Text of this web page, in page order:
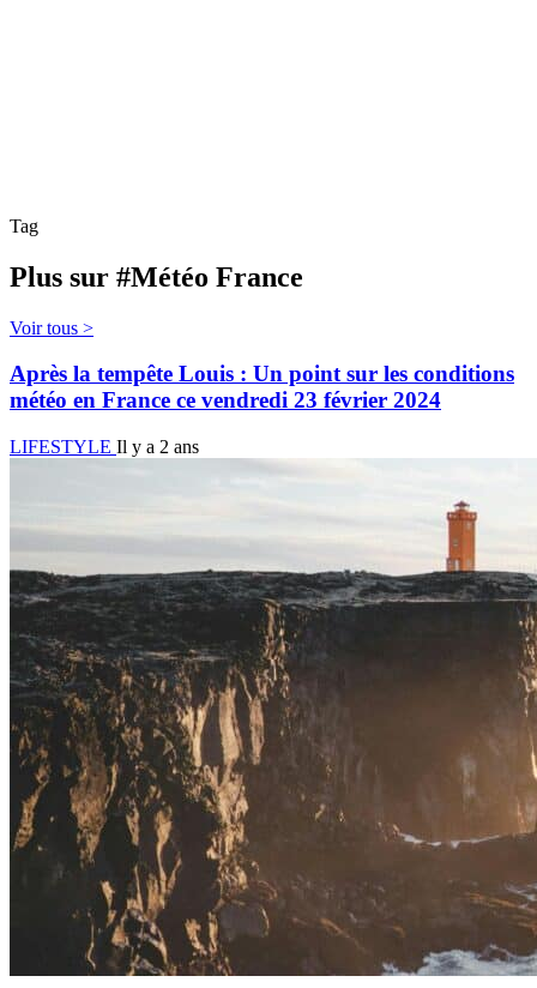
Tag
Plus sur #Météo France
Voir tous >
Après la tempête Louis : Un point sur les conditions
météo en France ce vendredi 23 février 2024
LIFESTYLE Il y a 2 ans